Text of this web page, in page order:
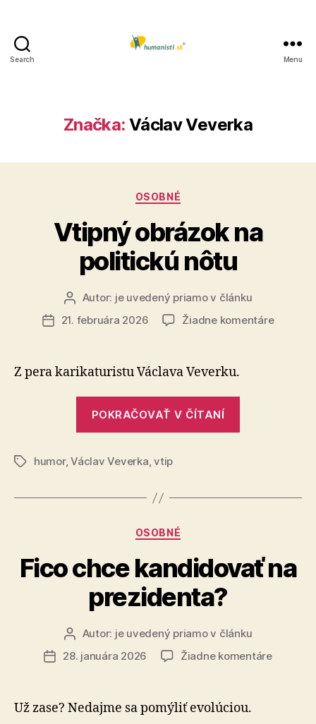
Search Menu
Značka: Václav Veverka
Kategórie
OSOBNÉ
Vtipný obrázok na
politickú nôtu
Autor
článku
Autor: je uvedený priamo v článku
Dátum
21. februára 2026 Žiadne komentárena
Z pera karikaturistu Václava Veverku.
POKRAČOVAŤ V ČÍTANÍ
Značkyhumor,Václav Veverka,vtip
Kategórie
OSOBNÉ
Fico chce kandidovať na
prezidenta?
Autor
článku
Autor: je uvedený priamo v článku
Dátum
28. januára 2026 Žiadne komentárena
Už zase? Nedajme sa pomýliť evolúciou.